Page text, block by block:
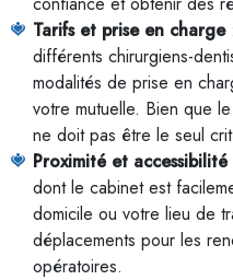
Tarifs et prise en charge
différents chirurgiens-
modalités de prise en
votre mutuelle. Bien que
ne doit pas être le seul
Proximité et accessibilité
dont le cabinet est
domicile ou votre lieu de
déplacements pour les
opératoires.